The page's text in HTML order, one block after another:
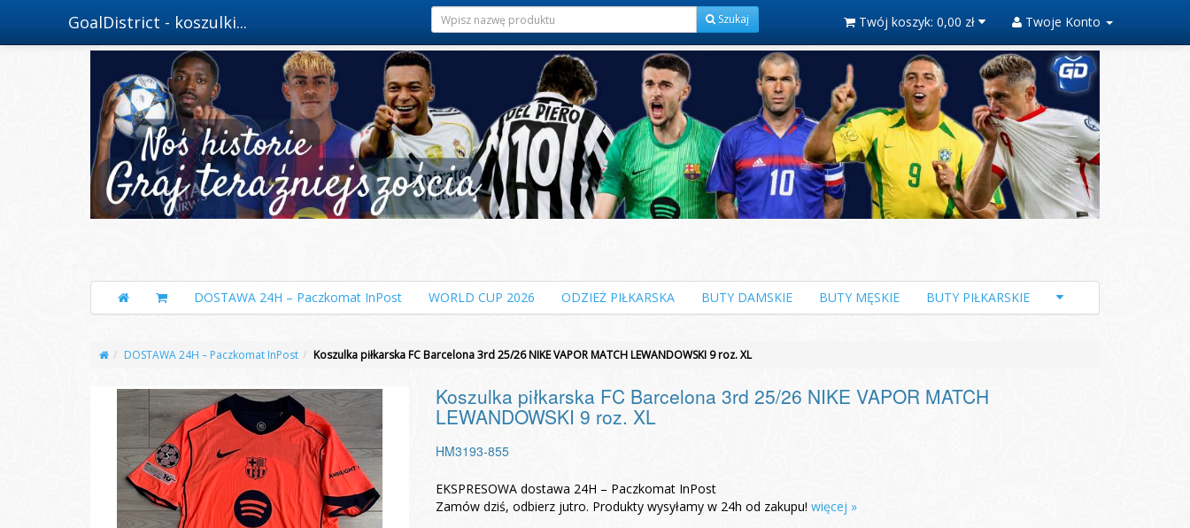
GoalDistrict - koszulki... Szukaj Twój koszyk: 0,00 zł Twoje Konto
DOSTAWA 24H – Paczkomat InPost WORLD CUP 2026 ODZIEŻ PIŁKARSKA BUTY DAMSKIE BUTY MĘSKIE BUTY PIŁKARSKIE
DOSTAWA 24H – Paczkomat InPost Koszulka piłkarska FC Barcelona 3rd 25/26 NIKE VAPOR MATCH LEWANDOWSKI 9 roz. XL
Koszulka piłkarska FC Barcelona 3rd 25/26 NIKE VAPOR MATCH
LEWANDOWSKI 9 roz. XL
HM3193-855
EKSPRESOWA dostawa 24H – Paczkomat InPost
Zamów dziś, odbierz jutro. Produkty wysyłamy w 24h od zakupu! więcej »